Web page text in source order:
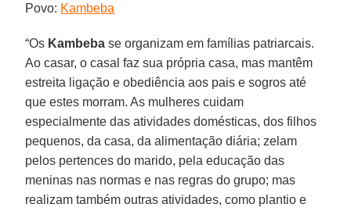
Povo: Kambeba
“Os Kambeba se organizam em famílias patriarcais.
Ao casar, o casal faz sua própria casa, mas mantêm
estreita ligação e obediência aos pais e sogros até
que estes morram. As mulheres cuidam
especialmente das atividades domésticas, dos filhos
pequenos, da casa, da alimentação diária; zelam
pelos pertences do marido, pela educação das
meninas nas normas e nas regras do grupo; mas
realizam também outras atividades, como plantio e